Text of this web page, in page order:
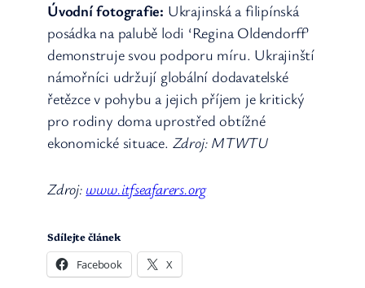
Úvodní fotografie: Ukrajinská a filipínská
posádka na palubě lodi ‘Regina Oldendorff’
demonstruje svou podporu míru. Ukrajinští
námořníci udržují globální dodavatelské
řetězce v pohybu a jejich příjem je kritický
pro rodiny doma uprostřed obtížné
ekonomické situace. Zdroj: MTWTU
Zdroj: www.itfseafarers.org
Sdílejte článek
Facebook X